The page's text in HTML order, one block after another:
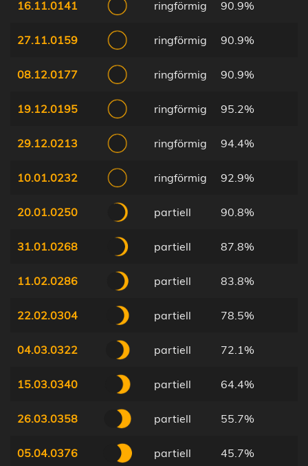
16.11.0141 ringförmig 90.9%
27.11.0159 ringförmig 90.9%
08.12.0177 ringförmig 90.9%
19.12.0195 ringförmig 95.2%
29.12.0213 ringförmig 94.4%
10.01.0232 ringförmig 92.9%
20.01.0250 partiell 90.8%
31.01.0268 partiell 87.8%
11.02.0286 partiell 83.8%
22.02.0304 partiell 78.5%
04.03.0322 partiell 72.1%
15.03.0340 partiell 64.4%
26.03.0358 partiell 55.7%
05.04.0376 partiell 45.7%